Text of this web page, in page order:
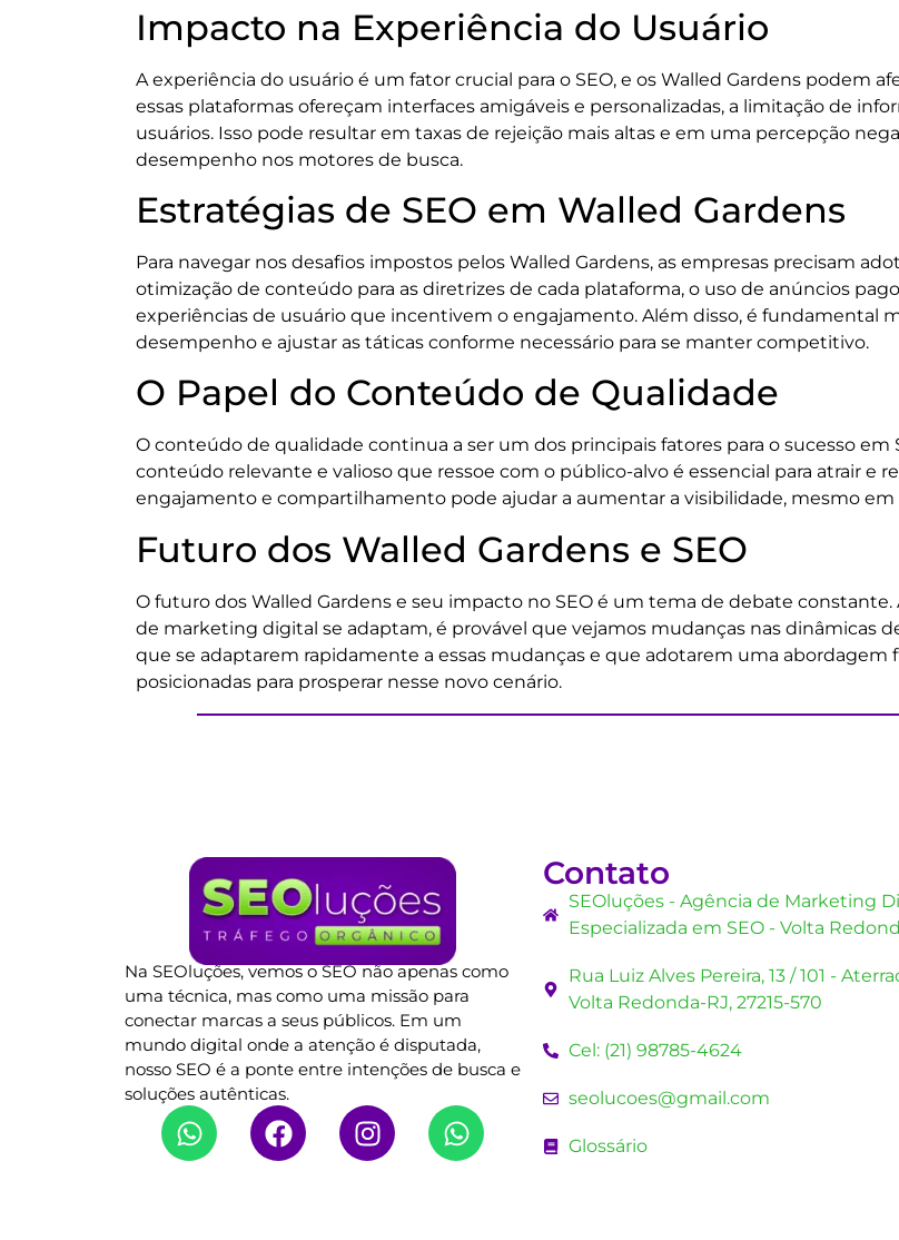
Impacto na Experiência do Usuário
A experiência do usuário é um fator crucial para o SEO, e os Walled Gardens podem
essas plataformas ofereçam interfaces amigáveis e personalizadas, a limitação de
usuários. Isso pode resultar em taxas de rejeição mais altas e em uma percepção
desempenho nos motores de busca.
Estratégias de SEO em Walled Gardens
Para navegar nos desafios impostos pelos Walled Gardens, as empresas precisam
otimização de conteúdo para as diretrizes de cada plataforma, o uso de anúncios
experiências de usuário que incentivem o engajamento. Além disso, é fundamental
desempenho e ajustar as táticas conforme necessário para se manter competitivo.
O Papel do Conteúdo de Qualidade
O conteúdo de qualidade continua a ser um dos principais fatores para o sucesso em
conteúdo relevante e valioso que ressoe com o público-alvo é essencial para atrair e
engajamento e compartilhamento pode ajudar a aumentar a visibilidade, mesmo
Futuro dos Walled Gardens e SEO
O futuro dos Walled Gardens e seu impacto no SEO é um tema de debate
de marketing digital se adaptam, é provável que vejamos mudanças nas dinâmicas
que se adaptarem rapidamente a essas mudanças e que adotarem uma abordagem
posicionadas para prosperar nesse novo cenário.
Na SEOluções, vemos o SEO não apenas como
uma técnica, mas como uma missão para
conectar marcas a seus públicos. Em um
mundo digital onde a atenção é disputada,
nosso SEO é a ponte entre intenções de busca e
soluções autênticas.
Contato
SEOluções - Agência de Marketing
Especializada em SEO - Volta
Rua Luiz Alves Pereira, 13 / 101 -
Volta Redonda-RJ, 27215-570
Cel: (21) 98785-4624
seolucoes@gmail.com
Glossário